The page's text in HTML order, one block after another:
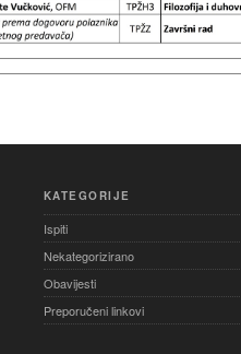
KATEGORIJE
Ispiti
Nekategorizirano
Obavijesti
Preporučeni linkovi